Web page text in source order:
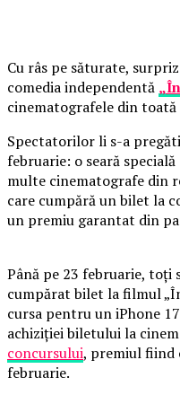
Cu râs pe săturate,
comedia independentă
cinematografele din
Spectatorilor li s-a
februarie: o seară
multe cinematografe din
care cumpără un bilet la
un premiu garantat din
Până pe 23 februarie, toți
cumpărat bilet la filmul
cursa pentru un iPhone
achiziției biletului la
concursului, premiul fiind
februarie.